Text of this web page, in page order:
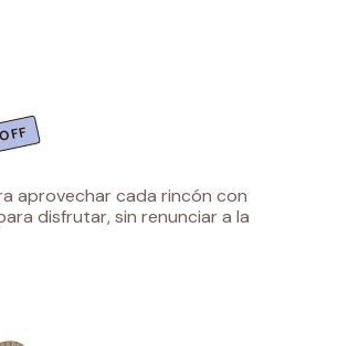
aprovechar cada rincón con
disfrutar, sin renunciar a la